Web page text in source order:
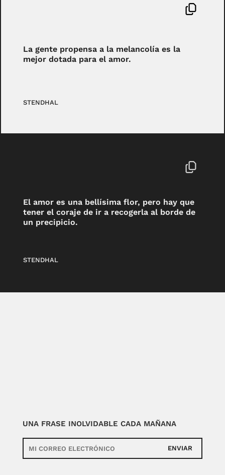
La gente propensa a la melancolía es la
mejor dotada para el amor.
STENDHAL
El amor es una bellísima flor, pero hay que
tener el coraje de ir a recogerla al borde de
un precipicio.
STENDHAL
UNA FRASE INOLVIDABLE CADA MAÑANA
ENVIAR